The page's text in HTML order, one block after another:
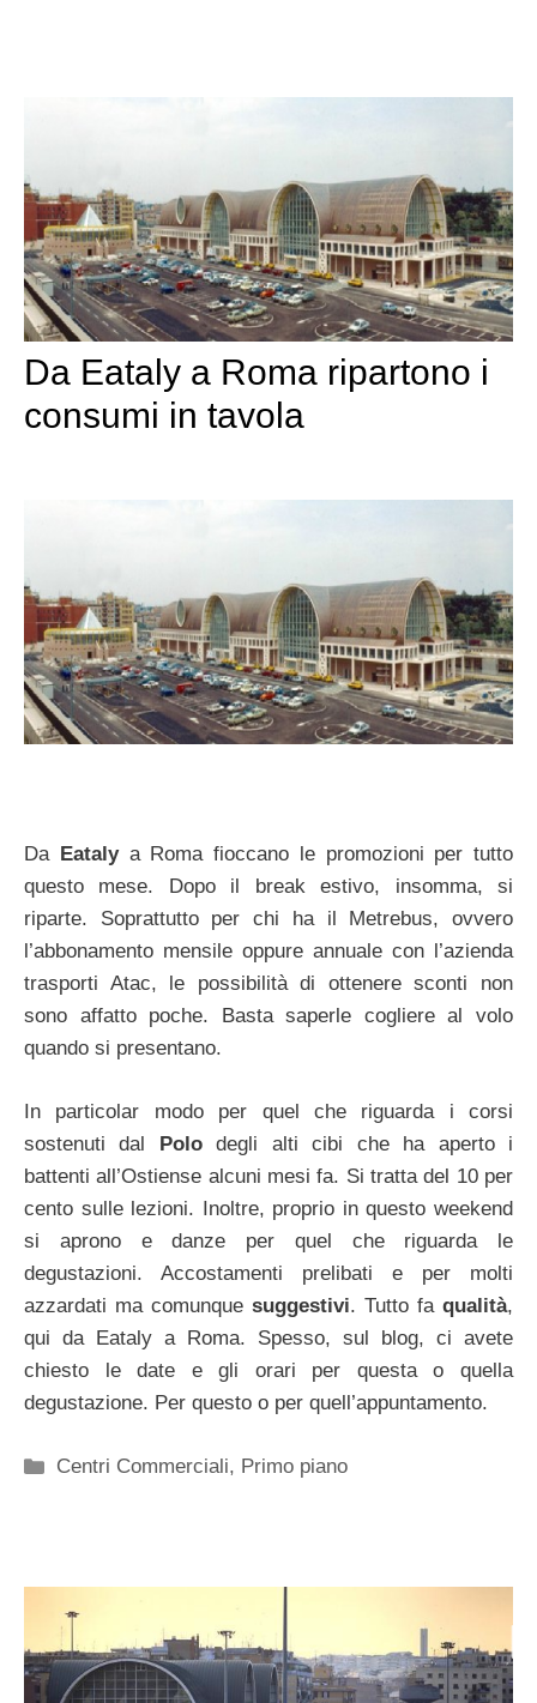
Da Eataly a Roma ripartono i
consumi in tavola
Da Eatalya Roma fioccano le promozioni per tutto
questo mese. Dopo il break estivo, insomma, si
riparte. Soprattutto per chi ha il Metrebus, ovvero
l’abbonamento mensile oppure annuale con l’azienda
trasporti Atac, le possibilità di ottenere sconti non
sono affatto poche. Basta saperle cogliere al volo
quando si presentano.
In particolar modo per quel che riguarda i corsi
sostenuti dal Polodegli alti cibi che ha aperto i
battenti all’Ostiense alcuni mesi fa. Si tratta del 10 per
cento sulle lezioni. Inoltre, proprio in questo weekend
si aprono e danze per quel che riguarda le
degustazioni. Accostamenti prelibati e per molti
azzardati ma comunque suggestivi. Tutto fa qualità,
qui da Eataly a Roma. Spesso, sul blog, ci avete
chiesto le date e gli orari per questa o quella
degustazione. Per questo o per quell’appuntamento.
Categorie
Centri Commerciali, Primo piano